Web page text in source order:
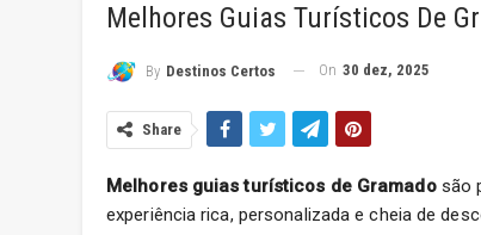
Melhores Guias Turísticos De
By Destinos Certos On 30 dez, 2025
Share
Melhores guias turísticos de Gramadosão
experiência rica, personalizada e cheia de